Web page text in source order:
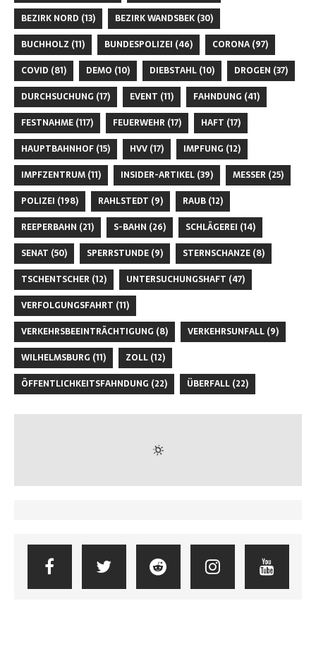
BEZIRK NORD (13) BEZIRK WANDSBEK (30)
BUCHHOLZ (11) BUNDESPOLIZEI (46) CORONA (97)
COVID (81) DEMO (10) DIEBSTAHL (10) DROGEN (37)
DURCHSUCHUNG (17) EVENT (11) FAHNDUNG (41)
FESTNAHME (117) FEUERWEHR (17) HAFT (17)
HAUPTBAHNHOF (15) HVV (17) IMPFUNG (12)
IMPFZENTRUM (11) INSIDER-ARTIKEL (39) MESSER (25)
POLIZEI (198) RAHLSTEDT (9) RAUB (12)
REEPERBAHN (21) S-BAHN (26) SCHLÄGEREI (14)
SENAT (50) SPERRSTUNDE (9) STERNSCHANZE (8)
TSCHENTSCHER (12) UNTERSUCHUNGSHAFT (47)
VERFOLGUNGSFAHRT (11)
VERKEHRSBEEINTRÄCHTIGUNG (8) VERKEHRSUNFALL (9)
WILHELMSBURG (11) ZOLL (12)
ÖFFENTLICHKEITSFAHNDUNG (22) ÜBERFALL (22)